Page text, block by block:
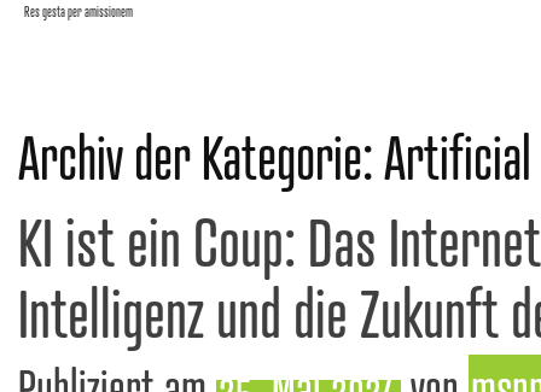
Res gesta per amissionem
Archiv der Kategorie:Artificial
KI ist ein Coup: Das
Intelligenz und die Zukunft